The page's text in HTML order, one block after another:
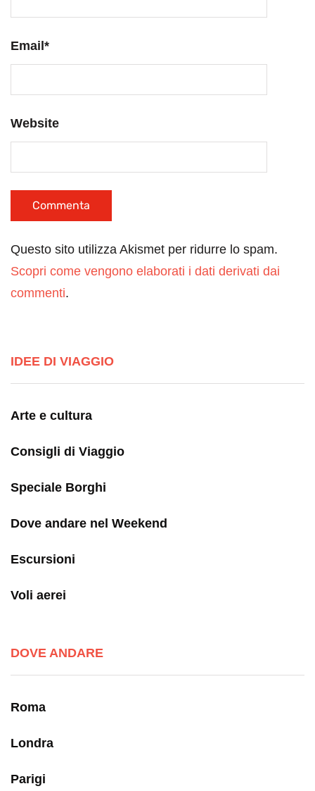
Email*
Website
Questo sito utilizza Akismet per ridurre lo spam.
Scopri come vengono elaborati i dati derivati dai
commenti.
IDEE DI VIAGGIO
Arte e cultura
Consigli di Viaggio
Speciale Borghi
Dove andare nel Weekend
Escursioni
Voli aerei
DOVE ANDARE
Roma
Londra
Parigi